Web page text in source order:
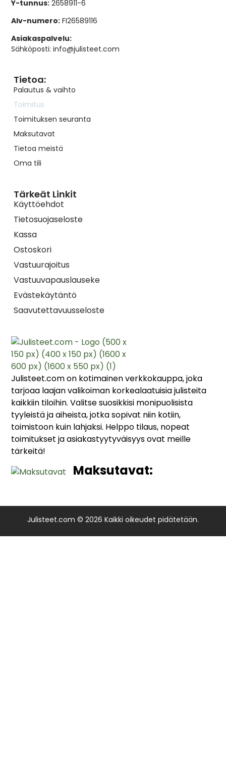
Julisteet.com on kotimainen verkkokauppa, joka
tarjoaa laajan valikoiman korkealaatuisia julisteita
kaikkiin tiloihin. Valitse suosikkisi monipuolisista
tyyleistä ja aiheista, jotka sopivat niin kotiin,
toimistoon kuin lahjaksi. Helppo tilaus, nopeat
toimitukset ja asiakastyytyväisyys ovat meille
tärkeitä!
Maksutavat:
Tietoa:
Palautus & vaihto
Toimitus
Toimituksen seuranta
Maksutavat
Tietoa meistä
Oma tili
Tärkeät Linkit
Käyttöehdot
Tietosuojaseloste
Kassa
Ostoskori
Vastuurajoitus
Vastuuvapauslauseke
Evästekäytäntö
Saavutettavuusseloste
Y-tunnus: 2658911-6
Alv-numero: FI26589116
Asiakaspalvelu:
Sähköposti: info@julisteet.com
Julisteet.com © 2026 Kaikki oikeudet pidätetään.